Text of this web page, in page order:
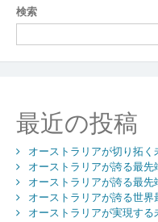
ビ
ゲ
ー
ョ
ン
検索
最近の投稿
オーストラリアが切り拓
オーストラリアが誇る最
オーストラリアが誇る最
オーストラリアが誇る世
オーストラリアが実現す